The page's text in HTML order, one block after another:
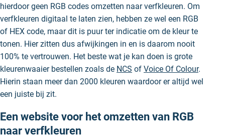
hierdoor geen RGB codes omzetten naar verfkleuren. Om
verfkleuren digitaal te laten zien, hebben ze wel een RGB
of HEX code, maar dit is puur ter indicatie om de kleur te
tonen. Hier zitten dus afwijkingen in en is daarom nooit
100% te vertrouwen. Het beste wat je kan doen is grote
kleurenwaaier bestellen zoals de NCS of Voice Of Colour.
Hierin staan meer dan 2000 kleuren waardoor er altijd wel
een juiste bij zit.
Een website voor het omzetten van RGB
naar verfkleuren